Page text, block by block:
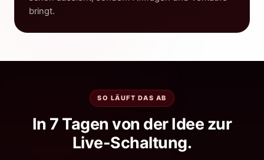
bringt.
SO LÄUFT DAS AB
In 7 Tagen von der Idee zur
Live-Schaltung.